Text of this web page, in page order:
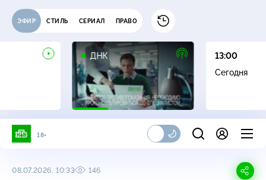
ЭФИР СТИЛЬ СЕРИАЛ ПРАВО
ДНК
16+
13:00
Сегодня
18+
08.07.2026, 10:33 146